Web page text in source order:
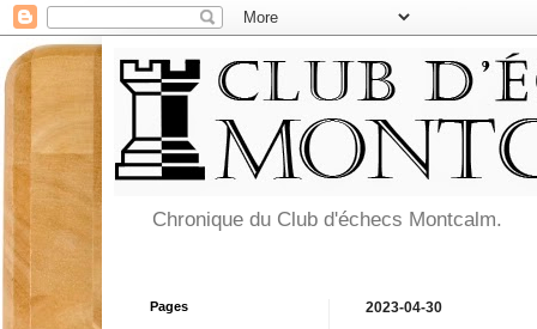
Chronique du Club d'échecs Montcalm.
2023-04-30
Pages